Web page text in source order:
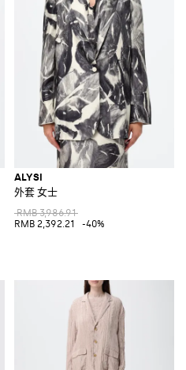
ALYSI
外套 女士
RMB 3,986.91
RMB 2,392.21
-40%